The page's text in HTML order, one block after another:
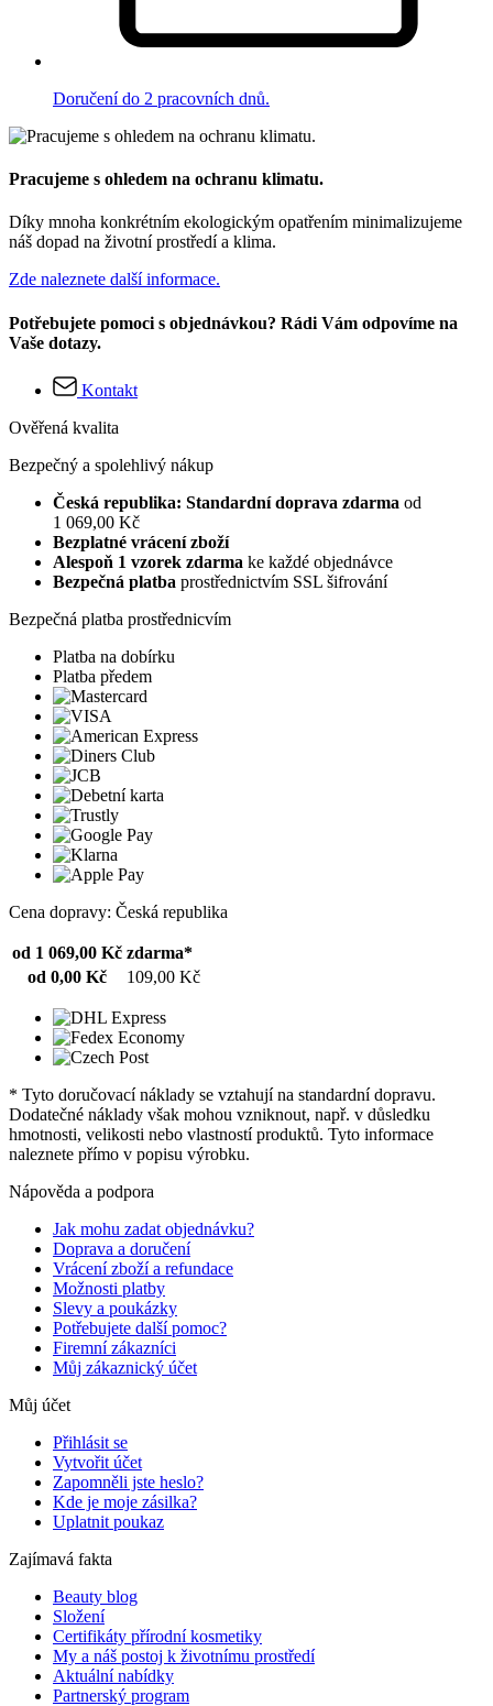
Doručení do 2 pracovních dnů.
Pracujeme s ohledem na ochranu klimatu.
Díky mnoha konkrétním ekologickým opatřením minimalizujeme
náš dopad na životní prostředí a klima.
Zde naleznete další informace.
Potřebujete pomoci s objednávkou? Rádi Vám odpovíme na
Vaše dotazy.
Kontakt
Ověřená kvalita
Bezpečný a spolehlivý nákup
Česká republika: Standardní doprava zdarma od
1 069,00 Kč
Bezplatné vrácení zboží
Alespoň 1 vzorek zdarma ke každé objednávce
Bezpečná platba prostřednictvím SSL šifrování
Bezpečná platba prostřednicvím
Platba na dobírku
Platba předem
Cena dopravy: Česká republika
od 1 069,00 Kč zdarma*
od 0,00 Kč
109,00 Kč
* Tyto doručovací náklady se vztahují na standardní dopravu.
Dodatečné náklady však mohou vzniknout, např. v důsledku
hmotnosti, velikosti nebo vlastností produktů. Tyto informace
naleznete přímo v popisu výrobku.
Nápověda a podpora
Jak mohu zadat objednávku?
Doprava a doručení
Vrácení zboží a refundace
Možnosti platby
Slevy a poukázky
Potřebujete další pomoc?
Firemní zákazníci
Můj zákaznický účet
Můj účet
Přihlásit se
Vytvořit účet
Zapomněli jste heslo?
Kde je moje zásilka?
Uplatnit poukaz
Zajímavá fakta
Beauty blog
Složení
Certifikáty přírodní kosmetiky
My a náš postoj k životnímu prostředí
Aktuální nabídky
Partnerský program